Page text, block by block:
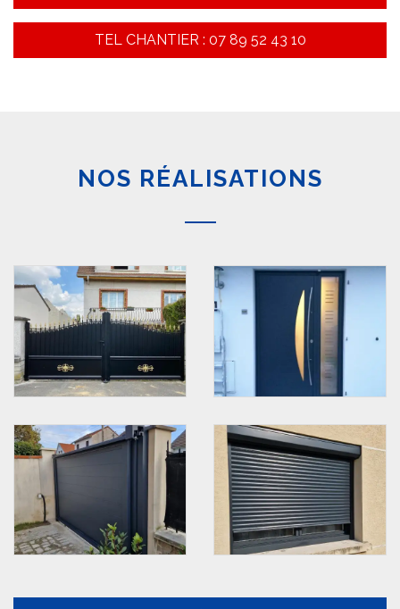
TEL CHANTIER : 07 89 52 43 10
NOS RÉALISATIONS